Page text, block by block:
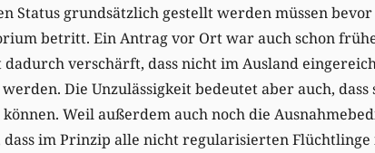
Status grundsätzlich gestellt werden müssen
betritt. Ein Antrag vor Ort war auch schon
verschärft, dass nicht im Ausland
Die Unzulässigkeit bedeutet aber auch,
Weil außerdem auch noch die
dass im Prinzip alle nicht regularisierten